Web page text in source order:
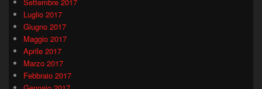
Luglio 2017
Giugno 2017
Maggio 2017
Aprile 2017
Marzo 2017
Febbraio 2017